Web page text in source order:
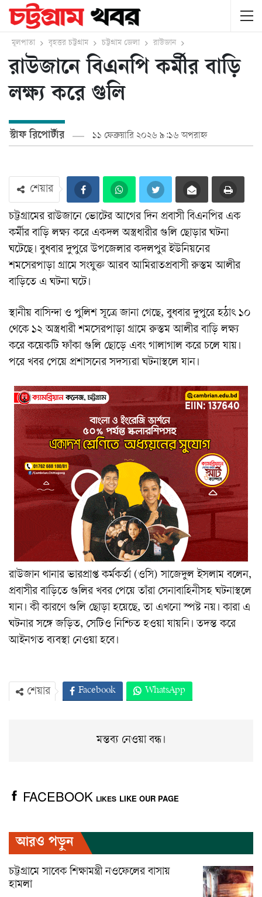
মূলপাতা বৃহত্তর চট্টগ্রাম চট্টগ্রাম জেলা রাউজান
রাউজানে বিএনপি কর্মীর বাড়ি
লক্ষ্য করে গুলি
স্টাফ রিপোর্টার ১১ ফেব্রুয়ারি ২০২৬ ৯:১৬ অপরাহ্ন
শেয়ার
চট্টগ্রামের রাউজানে ভোটের আগের দিন প্রবাসী বিএনপির এক
কর্মীর বাড়ি লক্ষ্য করে একদল অস্ত্রধারীর গুলি ছোড়ার ঘটনা
ঘটেছে। বুধবার দুপুরে উপজেলার কদলপুর ইউনিয়নের
শমসেরপাড়া গ্রামে সংযুক্ত আরব আমিরাতপ্রবাসী রুস্তম আলীর
বাড়িতে এ ঘটনা ঘটে।
স্থানীয় বাসিন্দা ও পুলিশ সূত্রে জানা গেছে, বুধবার দুপুরে হঠাৎ ১০
থেকে ১২ অস্ত্রধারী শমসেরপাড়া গ্রামে রুস্তম আলীর বাড়ি লক্ষ্য
করে কয়েকটি ফাঁকা গুলি ছোড়ে এবং গালাগাল করে চলে যায়।
পরে খবর পেয়ে প্রশাসনের সদস্যরা ঘটনাস্থলে যান।
রাউজান থানার ভারপ্রাপ্ত কর্মকর্তা (ওসি) সাজেদুল ইসলাম বলেন,
প্রবাসীর বাড়িতে গুলির খবর পেয়ে তাঁরা সেনাবাহিনীসহ ঘটনাস্থলে
যান। কী কারণে গুলি ছোড়া হয়েছে, তা এখনো স্পষ্ট নয়। কারা এ
ঘটনার সঙ্গে জড়িত, সেটিও নিশ্চিত হওয়া যায়নি। তদন্ত করে
আইনগত ব্যবস্থা নেওয়া হবে।
শেয়ার Facebook WhatsApp
মন্তব্য নেওয়া বন্ধ।
FACEBOOK LIKES LIKE OUR PAGE
আরও পড়ুন
চট্টগ্রামে সাবেক শিক্ষামন্ত্রী নওফেলের বাসায়
হামলা